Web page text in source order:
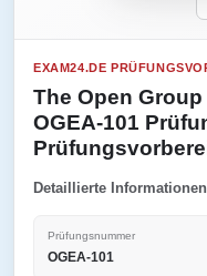
EXAM24.DE
The Open
OGEA-101
Detaillierte
Prüfungsnummer
OGEA-101